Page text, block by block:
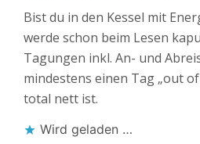
Bist du in den Kessel mit
werde schon beim Lesen
Tagungen inkl. An- und
mindestens einen Tag „out
total nett ist.
Wird geladen …